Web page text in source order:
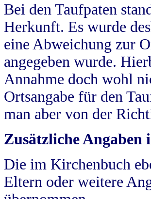
Bei den Taufpaten
Herkunft. Es wurde
eine Abweichung zur
angegeben wurde.
Annahme doch wohl
Ortsangabe für den
man aber von der
Zusätzliche
Die im Kirchenbuch
Eltern oder weitere